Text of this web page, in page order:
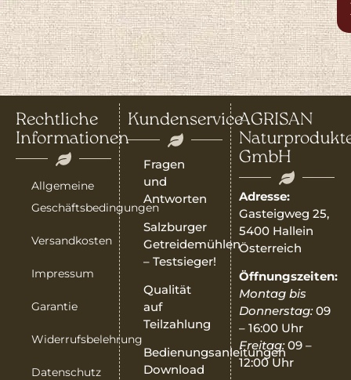
Rechtliche
Informationen
Allgemeine
Geschäftsbedingungen
Versandkosten
Impressum
Garantie
Widerrufsbelehrung
Datenschutz
Kundenservice
Fragen
und
Antworten
Salzburger
Getreidemühlen
– Testsieger!
Qualität
auf
Teilzahlung
Bedienungsanleitungen
Download
AGRISAN
GmbH
Adresse:
Gasteigweg 25,
5400 Hallein
Österreich
Öffnungszeiten:
Montag bis
Donnerstag:09
– 16:00 Uhr
Freitag:09 –
12:00 Uhr